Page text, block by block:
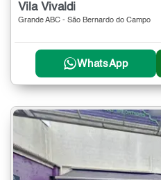
Vila Vivaldi
Grande ABC - São Bernardo do Campo
WhatsApp